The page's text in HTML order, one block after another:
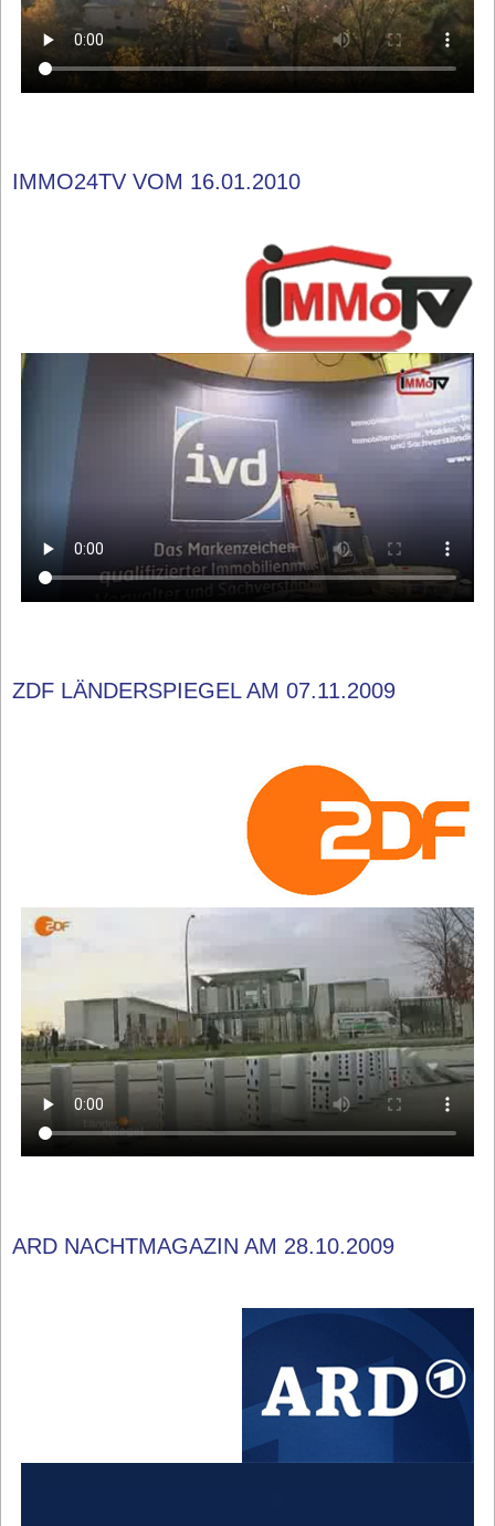
IMMO24TV VOM 16.01.2010
ZDF LÄNDERSPIEGEL AM 07.11.2009
ARD NACHTMAGAZIN AM 28.10.2009